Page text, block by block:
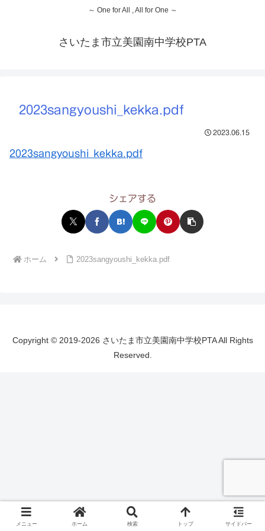
～ One for All , All for One ～
さいたま市立美園南中学校PTA
2023sangyoushi_kekka.pdf
2023.06.15
2023sangyoushi_kekka.pdf
シェアする
ホーム 2023sangyoushi_kekka.pdf
Copyright © 2019-2026 さいたま市立美園南中学校PTA All Rights
Reserved.
メニュー ホーム 検索 トップ サイドバー